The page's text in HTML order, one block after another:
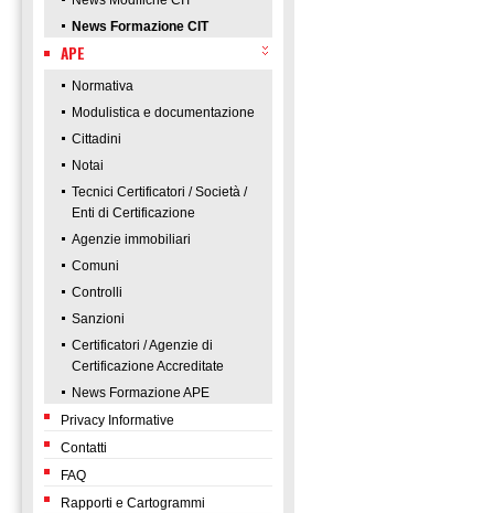
News Formazione CIT
APE
Normativa
Modulistica e documentazione
Cittadini
Notai
Tecnici Certificatori / Società /
Enti di Certificazione
Agenzie immobiliari
Comuni
Controlli
Sanzioni
Certificatori / Agenzie di
Certificazione Accreditate
News Formazione APE
Privacy Informative
Contatti
FAQ
Rapporti e Cartogrammi